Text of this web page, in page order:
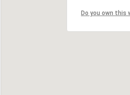
Do you own this